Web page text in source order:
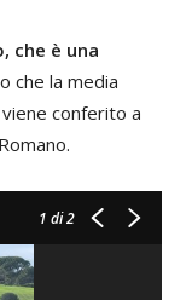
che è una
che la media
conferito a
1 di 2